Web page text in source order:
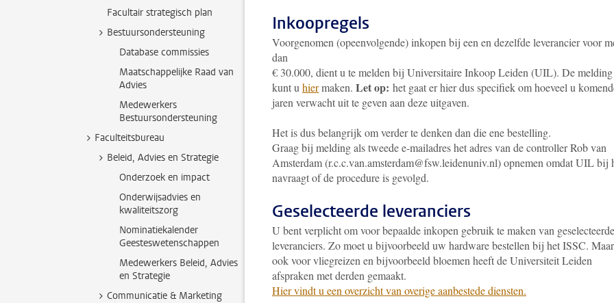
Facultair strategisch plan
Bestuursondersteuning
Database commissies
Maatschappelijke Raad van
Advies
Medewerkers
Bestuursondersteuning
Faculteitsbureau
Beleid, Advies en Strategie
Onderzoek en impact
Onderwijsadvies en
kwaliteitszorg
Nominatiekalender
Geesteswetenschappen
Medewerkers Beleid, Advies
en Strategie
Communicatie & Marketing
Inkoopregels
Voorgenomen (opeenvolgende) inkopen bij een en dezelfde leverancier voor
dan
€ 30.000, dient u te melden bij Universitaire Inkoop Leiden (UIL). De melding
kunt u hiermaken. Let op: het gaat er hier dus specifiek om hoeveel u
jaren verwacht uit te geven aan deze uitgaven.
Het is dus belangrijk om verder te denken dan die ene bestelling.
Graag bij melding als tweede e-mailadres het adres van de controller Rob van
Amsterdam (r.c.c.van.amsterdam@fsw.leidenuniv.nl) opnemen omdat UIL bij
navraagt of de procedure is gevolgd.
Geselecteerde leveranciers
U bent verplicht om voor bepaalde inkopen gebruik te maken van geselecteerde
leveranciers. Zo moet u bijvoorbeeld uw hardware bestellen bij het ISSC. Maar
ook voor vliegreizen en bijvoorbeeld bloemen heeft de Universiteit Leiden
afspraken met derden gemaakt.
Hier vindt u een overzicht van overige aanbestede diensten.